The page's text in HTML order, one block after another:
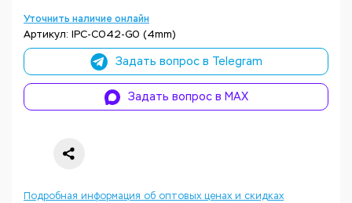
Уточнить наличие онлайн
Артикул: IPC-C042-G0 (4mm)
Задать вопрос в Telegram
Задать вопрос в MAX
Подробная информация об оптовых ценах и скидках